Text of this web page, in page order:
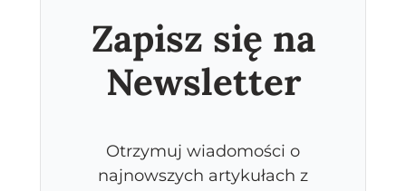
Zapisz się na
Newsletter
Otrzymuj wiadomości o
najnowszych artykułach z